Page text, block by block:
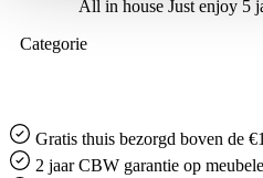
All in house Just enjoy 5
Categorie
Gratis thuis bezorgd boven de
2 jaar CBW garantie op